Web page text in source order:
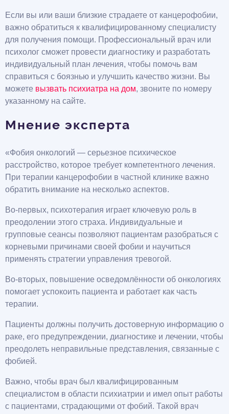
Если вы или ваши близкие страдаете от канцерофобии,
важно обратиться к квалифицированному специалисту
для получения помощи. Профессиональный врач или
психолог сможет провести диагностику и разработать
индивидуальный план лечения, чтобы помочь вам
справиться с боязнью и улучшить качество жизни. Вы
можете вызвать психиатра на дом, звоните по номеру
указанному на сайте.
Мнение эксперта
«Фобия онкологий — серьезное психическое
расстройство, которое требует компетентного лечения.
При терапии канцерофобии в частной клинике важно
обратить внимание на несколько аспектов.
Во-первых, психотерапия играет ключевую роль в
преодолении этого страха. Индивидуальные и
групповые сеансы позволяют пациентам разобраться с
корневыми причинами своей фобии и научиться
применять стратегии управления тревогой.
Во-вторых, повышение осведомлённости об онкологиях
помогает успокоить пациента и работает как часть
терапии.
Пациенты должны получить достоверную информацию о
раке, его предупреждении, диагностике и лечении, чтобы
преодолеть неправильные представления, связанные с
фобией.
Важно, чтобы врач был квалифицированным
специалистом в области психиатрии и имел опыт работы
с пациентами, страдающими от фобий. Такой врач